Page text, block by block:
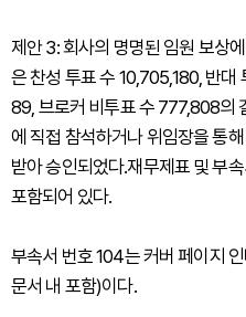
제안 3: 회사의 명명된 임원 보상
은 찬성 투표 수 10,705,180, 반
89, 브로커 비투표 수 777,808의
에 직접 참석하거나 위임장을 통
받아 승인되었다.재무제표 및 부
포함되어 있다.
부속서 번호 104는 커버 페이지
문서 내 포함)이다.